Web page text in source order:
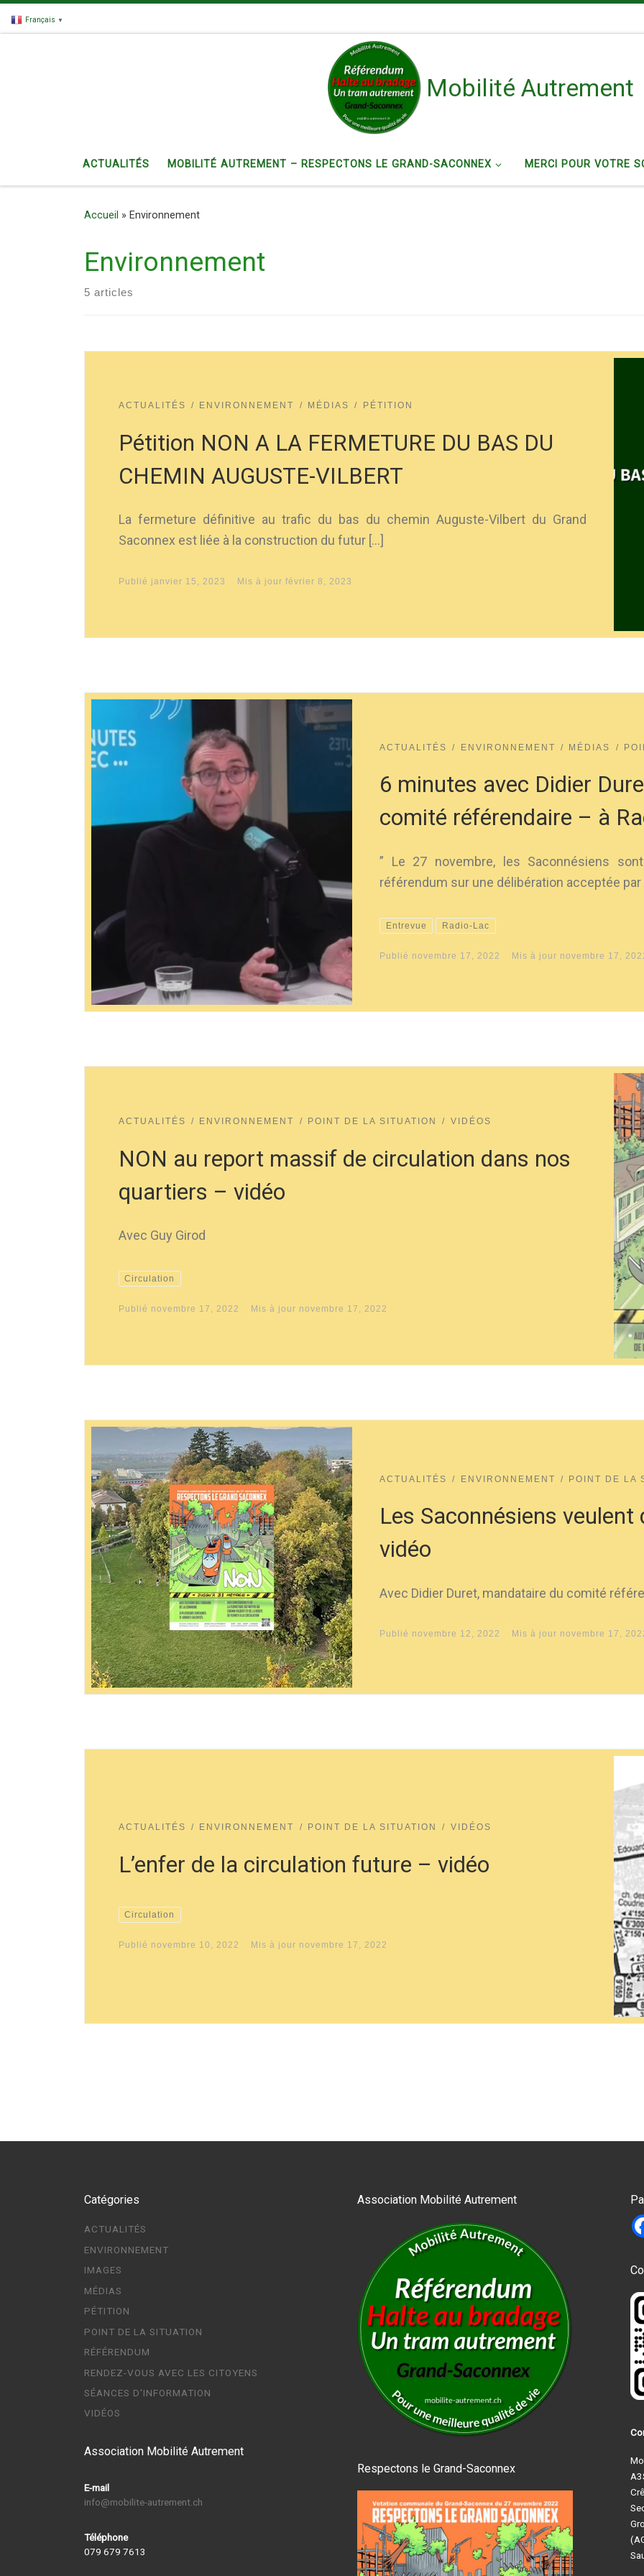
Passer au contenu
Mobilité Autrement
ACTUALITÉS MOBILITÉ AUTREMENT – RESPECTONS LE GRAND-SACONNEX MERCI POUR VOTRE
Accueil » Environnement
Environnement
5 articles
ACTUALITÉS ENVIRONNEMENT MÉDIAS PÉTITION
Pétition NON A LA FERMETURE DU BAS DU
CHEMIN AUGUSTE-VILBERT
La fermeture définitive au trafic du bas du chemin Auguste-Vilbert du Grand
Saconnex est liée à la construction du futur […]
Publié janvier 15, 2023 Mis à jour février 8, 2023
ACTUALITÉS ENVIRONNEMENT MÉDIAS
6 minutes avec Didier
comité référendaire – à
” Le 27 novembre, les Saconnésiens
référendum sur une délibération acceptée par
Entrevue Radio-Lac
Publié novembre 17, 2022 Mis à jour novembre 17,
ACTUALITÉS ENVIRONNEMENT POINT DE LA SITUATION VIDÉOS
NON au report massif de circulation dans nos
quartiers – vidéo
Avec Guy Girod
Circulation
Publié novembre 17, 2022 Mis à jour novembre 17, 2022
ACTUALITÉS ENVIRONNEMENT POINT DE LA
Les Saconnésiens
vidéo
Avec Didier Duret, mandataire du comité
Publié novembre 12, 2022 Mis à jour novembre 17,
ACTUALITÉS ENVIRONNEMENT POINT DE LA SITUATION VIDÉOS
L’enfer de la circulation future – vidéo
Circulation
Publié novembre 10, 2022 Mis à jour novembre 17, 2022
Catégories
ACTUALITÉS
ENVIRONNEMENT
IMAGES
MÉDIAS
PÉTITION
POINT DE LA SITUATION
RÉFÉRENDUM
RENDEZ-VOUS AVEC LES CITOYENS
SÉANCES D'INFORMATION
VIDÉOS
Association Mobilité Autrement
E-mail
info@mobilite-autrement.ch
Téléphone
079 679 7613
Association Mobilité Autrement
Respectons le Grand-Saconnex
Français ▼